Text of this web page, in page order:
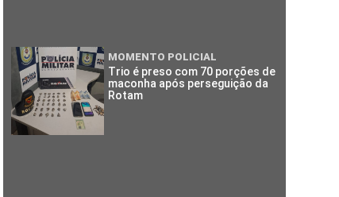
MOMENTO POLICIAL
Trio é preso com 70 porções de
maconha após perseguição da
Rotam